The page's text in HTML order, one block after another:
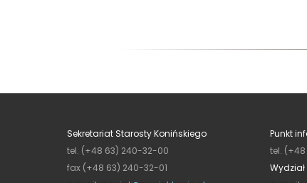
Sekretariat Starosty Konińskiego
tel. (+48 63) 240-32-00
fax (+48 63) 240-32-01
Punkt
tel.